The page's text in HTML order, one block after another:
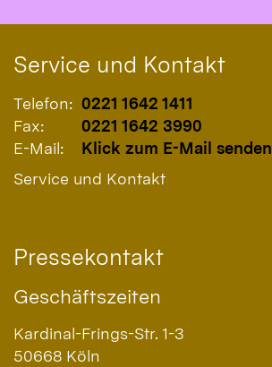
Service und Kontakt
Telefon: 0221 1642 1411
Fax:
0221 1642 3990
E-Mail:
Klick zum E-Mail senden
Service und Kontakt
Pressekontakt
Geschäftszeiten
Kardinal-Frings-Str. 1-3
50668 Köln